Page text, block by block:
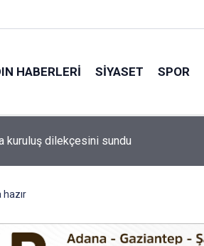
HABERLERI SIYASET SPOR
su ihtiyacını karşılayacak
hazır